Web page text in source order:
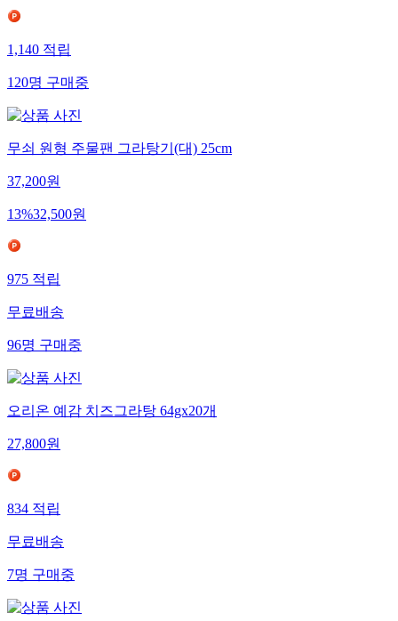
1,140 적립
120명 구매중
무쇠 원형 주물팬 그라탕기(대) 25cm
37,200원
13%32,500원
975 적립
무료배송
96명 구매중
오리온 예감 치즈그라탕 64gx20개
27,800원
834 적립
무료배송
7명 구매중